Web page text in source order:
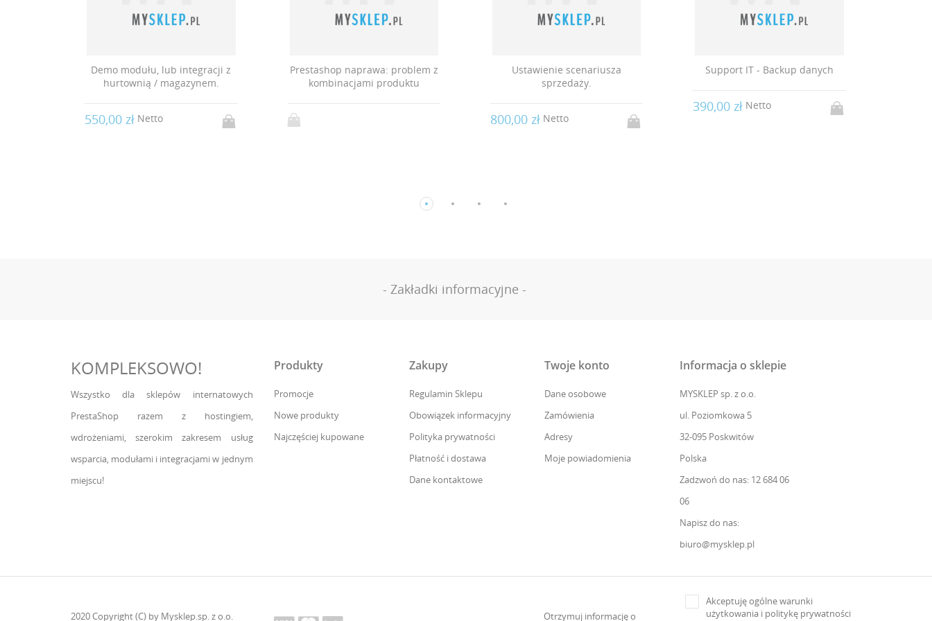
Demo modułu, lub integracji z
hurtownią / magazynem.
550,00 zł Netto
Prestashop naprawa: problem z
kombinacjami produktu
Ustawienie scenariusza
sprzedaży.
800,00 złNetto
Support IT - Backup danych
390,00 zł Netto
- Zakładki informacyjne -
KOMPLEKSOWO!
Wszystko dla sklepów internatowych
PrestaShop razem z hostingiem,
wdrożeniami, szerokim zakresem usług
wsparcia, modułami i integracjami w jednym
miejscu!
Produkty
Promocje
Nowe produkty
Najczęściej kupowane
Zakupy
Regulamin Sklepu
Obowiązek informacyjny
Polityka prywatności
Płatność i dostawa
Dane kontaktowe
Twoje konto
Dane osobowe
Zamówienia
Adresy
Moje powiadomienia
Informacja o sklepie
MYSKLEP sp. z o.o.
ul. Poziomkowa 5
32-095 Poskwitów
Polska
Zadzwoń do nas: 12 684 06
06
Napisz do nas:
biuro@mysklep.pl
2020 Copyright (C) by Mysklep.sp. z o.o. Otrzymuj informację o
Akceptuję ogólne warunki
użytkowania i politykę prywatności